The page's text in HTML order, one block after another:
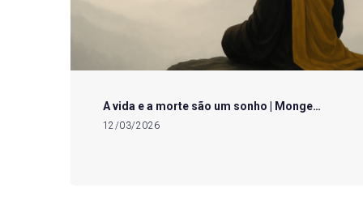
A vida e a morte são um sonho | Monge…
12/03/2026